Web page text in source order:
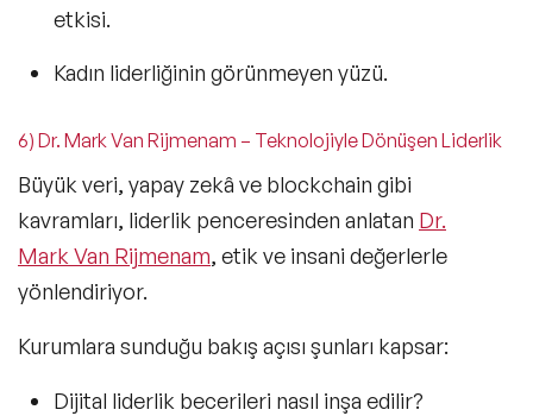
etkisi.
Kadın liderliğinin görünmeyen yüzü.
6) Dr. Mark Van Rijmenam – Teknolojiyle Dönüşen Liderlik
Büyük veri, yapay zekâ ve blockchain gibi
kavramları, liderlik penceresinden anlatan Dr.
Mark Van Rijmenam, etik ve insani değerlerle
yönlendiriyor.
Kurumlara sunduğu bakış açısı şunları kapsar:
Dijital liderlik becerileri nasıl inşa edilir?